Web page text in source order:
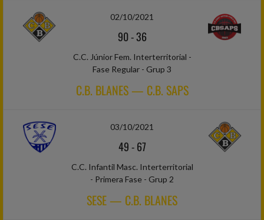
02/10/2021
90-36
C.C. Júnior Fem. Interterritorial -
Fase Regular - Grup 3
C.B. BLANES — C.B. SAPS
03/10/2021
49-67
C.C. Infantil Masc. Interterritorial
- Primera Fase - Grup 2
SESE — C.B. BLANES